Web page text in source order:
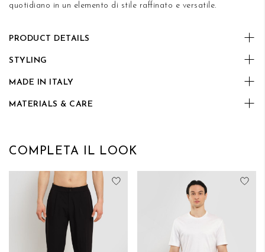
quotidiano in un elemento di stile raffinato e versatile.
PRODUCT DETAILS
STYLING
MADE IN ITALY
MATERIALS & CARE
COMPLETA IL LOOK
Aggiungi alla lista desideri